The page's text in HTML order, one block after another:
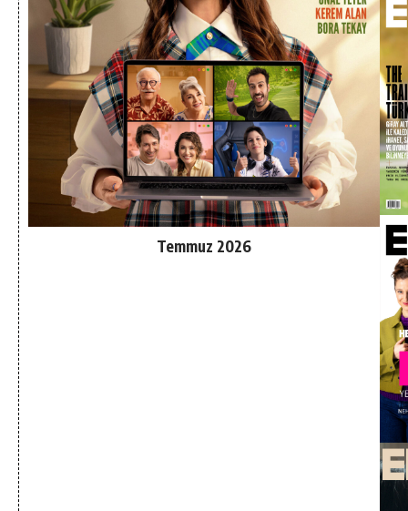
Temmuz 2026